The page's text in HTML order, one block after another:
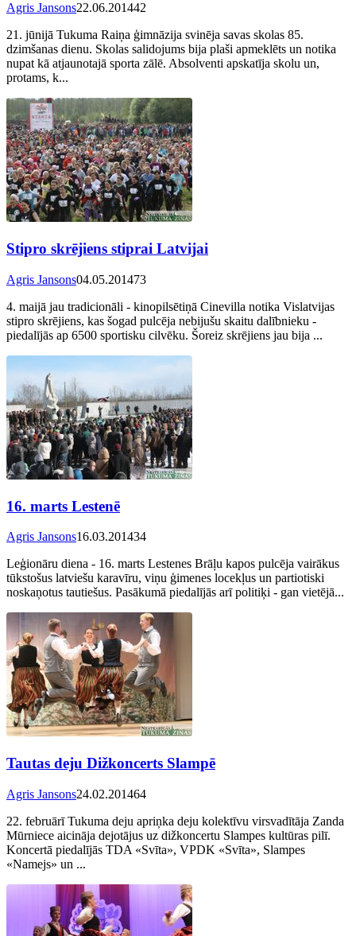
Agris Jansons22.06.201442
21. jūnijā Tukuma Raiņa ģimnāzija svinēja savas skolas 85.
dzimšanas dienu. Skolas salidojums bija plaši apmeklēts un notika
nupat kā atjaunotajā sporta zālē. Absolventi apskatīja skolu un,
protams, k...
Stipro skrējiens stiprai Latvijai
Agris Jansons04.05.201473
4. maijā jau tradicionāli - kinopilsētiņā Cinevilla notika Vislatvijas
stipro skrējiens, kas šogad pulcēja nebijušu skaitu dalībnieku -
piedalījās ap 6500 sportisku cilvēku. Šoreiz skrējiens jau bija ...
16. marts Lestenē
Agris Jansons16.03.201434
Leģionāru diena - 16. marts Lestenes Brāļu kapos pulcēja vairākus
tūkstošus latviešu karavīru, viņu ģimenes locekļus un partiotiski
noskaņotus tautiešus. Pasākumā piedalījās arī politiķi - gan vietējā...
Tautas deju Dižkoncerts Slampē
Agris Jansons24.02.201464
22. februārī Tukuma deju apriņka deju kolektīvu virsvadītāja Zanda
Mūrniece aicināja dejotājus uz dižkoncertu Slampes kultūras pilī.
Koncertā piedalījās TDA «Svīta», VPDK «Svīta», Slampes
«Namejs» un ...